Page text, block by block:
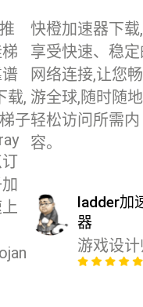
载,
子
快橙加速器下载,
享受快速、稳
网络连接,让您畅
游全球,随时随地
轻松访问所需内
容。
ladder加
器
游戏设